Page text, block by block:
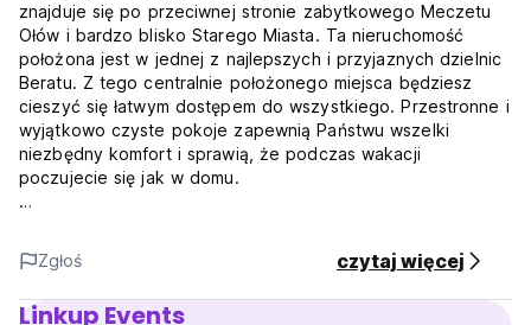
znajduje się po przeciwnej stronie zabytkowego Meczetu
Ołów i bardzo blisko Starego Miasta. Ta nieruchomość
położona jest w jednej z najlepszych i przyjaznych dzielnic
Beratu. Z tego centralnie położonego miejsca będziesz
cieszyć się łatwym dostępem do wszystkiego. Przestronne i
wyjątkowo czyste pokoje zapewnią Państwu wszelki
niezbędny komfort i sprawią, że podczas wakacji
poczujecie się jak w domu.
deptaku, gdzie odbywa się główne lokalne wydarzenie,
każdy miejscowy idzie na popołudniową kawę ze swoimi
przyjaciółmi, a potem rozmawia ze sobą podczas spaceru.
Zgłoś czytaj więcej
Linkup Events